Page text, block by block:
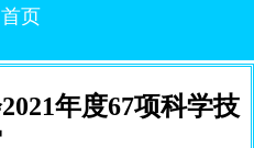
首页
年度67项科学技